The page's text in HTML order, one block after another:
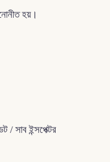
হয়।
/ সাব ইন্সপেক্টর